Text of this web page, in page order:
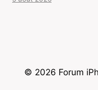
© 2026 Forum